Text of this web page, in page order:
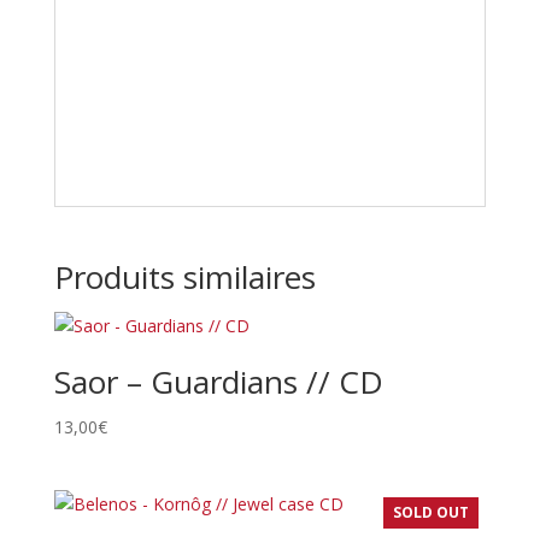
Produits similaires
Saor – Guardians // CD
13,00€
SOLD OUT